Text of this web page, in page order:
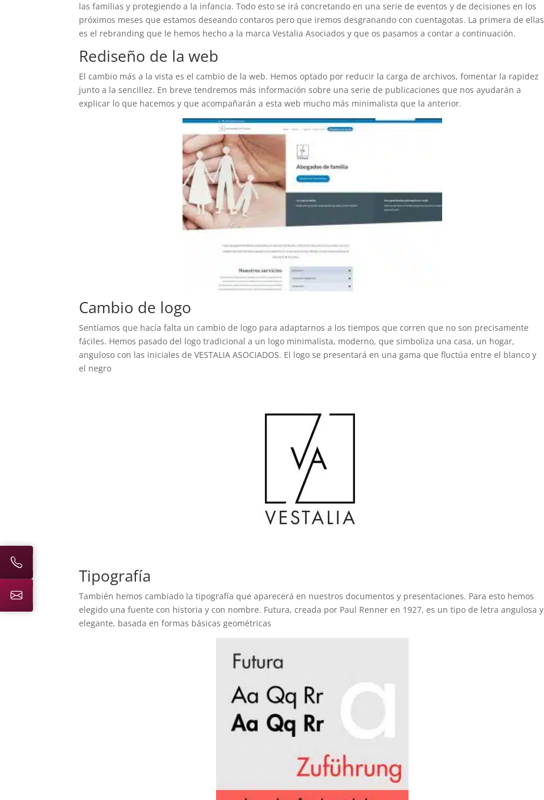
las familias y protegiendo a la infancia. Todo esto se irá concretando en una serie de eventos y de decisiones en los
próximos meses que estamos deseando contaros pero que iremos desgranando con cuentagotas. La primera de ellas
es el rebranding que le hemos hecho a la marca Vestalia Asociados y que os pasamos a contar a continuación.
Rediseño de la web
El cambio más a la vista es el cambio de la web. Hemos optado por reducir la carga de archivos, fomentar la rapidez
junto a la sencillez. En breve tendremos más información sobre una serie de publicaciones que nos ayudarán a
explicar lo que hacemos y que acompañarán a esta web mucho más minimalista que la anterior.
Cambio de logo
Sentíamos que hacía falta un cambio de logo para adaptarnos a los tiempos que corren que no son precisamente
fáciles. Hemos pasado del logo tradicional a un logo minimalista, moderno, que simboliza una casa, un hogar,
anguloso con las iniciales de VESTALIA ASOCIADOS. El logo se presentará en una gama que fluctúa entre el blanco y
el negro
Tipografía
También hemos cambiado la tipografía que aparecerá en nuestros documentos y presentaciones. Para esto hemos
elegido una fuente con historia y con nombre. Futura, creada por Paul Renner en 1927, es un tipo de letra angulosa y
elegante, basada en formas básicas geométricas